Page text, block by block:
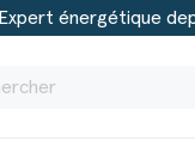
Expert énergétique